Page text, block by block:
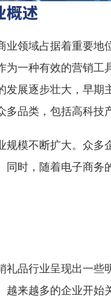
概述
业领域占据着重要地
为一种有效的营销工
发展逐步壮大，早期
品类，包括高科技
规模不断扩大。众多
同时，随着电子商务
礼品行业呈现出一些
越来越多的企业开始